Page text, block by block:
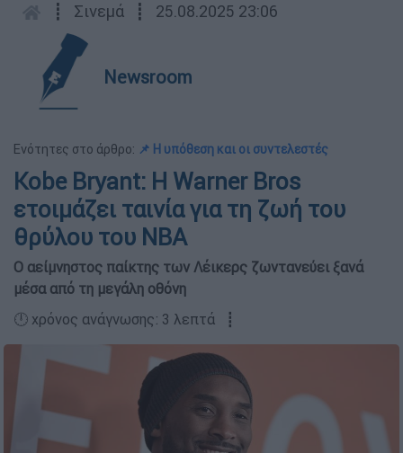
┋ Σινεμά ┋ 25.08.2025 23:06
Newsroom
Ενότητες στο άρθρο: 📌 Η υπόθεση και οι συντελεστές
Kobe Bryant: Η Warner Bros
ετοιμάζει ταινία για τη ζωή του
θρύλου του NBA
Ο αείμνηστος παίκτης των Λέικερς ζωντανεύει ξανά
μέσα από τη μεγάλη οθόνη
🕛 χρόνος ανάγνωσης: 3 λεπτά ┋